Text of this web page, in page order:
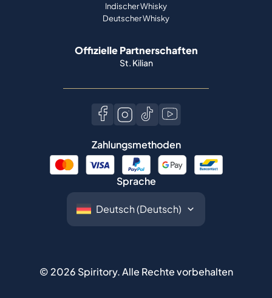
Indischer Whisky
Deutscher Whisky
Offizielle Partnerschaften
St. Kilian
Zahlungsmethoden
Sprache
© 2026 Spiritory.Alle Rechte vorbehalten